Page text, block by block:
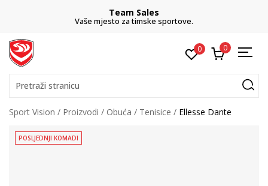
Team Sales
Vaše mjesto za timske sportove.
0 0
Pretraži stranicu
Sport Vision Proizvodi Obuća Tenisice Ellesse Dante
POSLJEDNJI KOMADI